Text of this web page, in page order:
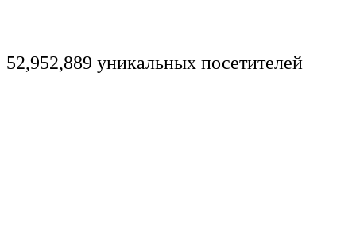
52,952,889 уникальных посетителей